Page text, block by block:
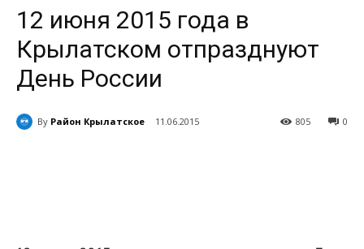
12 июня 2015 года в
Крылатском отпразднуют
День России
By Район Крылатское 11.06.2015 0
805